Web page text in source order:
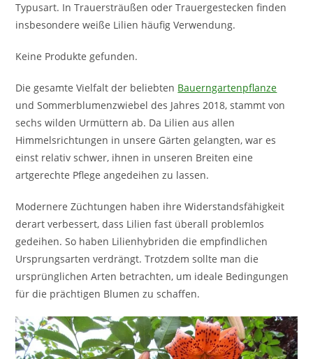
Typusart. In Trauersträußen oder Trauergestecken finden
insbesondere weiße Lilien häufig Verwendung.
Keine Produkte gefunden.
Die gesamte Vielfalt der beliebten Bauerngartenpflanze
und Sommerblumenzwiebel des Jahres 2018, stammt von
sechs wilden Urmüttern ab. Da Lilien aus allen
Himmelsrichtungen in unsere Gärten gelangten, war es
einst relativ schwer, ihnen in unseren Breiten eine
artgerechte Pflege angedeihen zu lassen.
Modernere Züchtungen haben ihre Widerstandsfähigkeit
derart verbessert, dass Lilien fast überall problemlos
gedeihen. So haben Lilienhybriden die empfindlichen
Ursprungsarten verdrängt. Trotzdem sollte man die
ursprünglichen Arten betrachten, um ideale Bedingungen
für die prächtigen Blumen zu schaffen.